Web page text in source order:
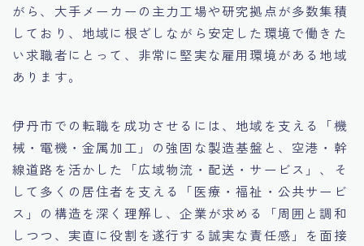
17.面接でブランクを効果的に伝える方法
18.転職後の職場に適応するためのヒント
がら、大手メーカーの主力工場や研究拠点が多数集積
しており、地域に根ざしながら安定した環境で働きた
い求職者にとって、非常に堅実な雇用環境がある地域
あります。
伊丹市での転職を成功させるには、地域を支える「機
械・電機・金属加工」の強固な製造基盤と、空港・幹
線道路を活かした「広域物流・配送・サービス」、そ
して多くの居住者を支える「医療・福祉・公共サービ
ス」の構造を深く理解し、企業が求める「周囲と調和
しつつ、実直に役割を遂行する誠実な責任感」を面接